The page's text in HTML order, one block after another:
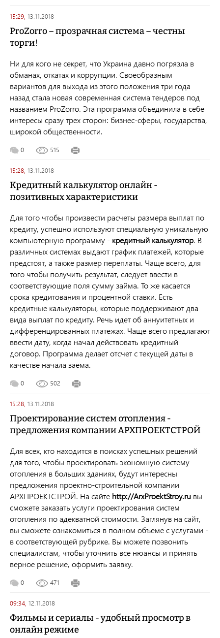
15:29, 13.11.2018
ProZorro – прозрачная система – честны
торги!
Ни для кого не секрет, что Украина давно погрязла в
обманах, откатах и коррупции. Своеобразным
вариантов для выхода из этого положения три года
назад стала новая современная система тендеров под
названием ProZorro. Эта программа объединила в себе
интересы сразу трех сторон: бизнес-сферы, государства,
широкой общественности.
0 515
15:28, 13.11.2018
Кредитный калькулятор онлайн -
позитивных характеристики
Для того чтобы произвести расчеты размера выплат по
кредиту, успешно используют специальную уникальную
компьютерную программу - кредитный калькулятор. В
различных системах выдают график платежей, которые
предстоят, а также размер переплаты. Чаще всего, для
того чтобы получить результат, следует ввести в
соответствующие поля сумму займа. То же касается
срока кредитования и процентной ставки. Есть
кредитные калькуляторы, которые поддерживают два
вида выплат по кредиту. Речь идет об аннуитетных и
дифференцированных платежах. Чаще всего предлагают
ввести дату, когда начал действовать кредитный
договор. Программа делает отсчет с текущей даты в
качестве начала заема.
0 502
15:28, 13.11.2018
Проектирование систем отопления -
предложения компании АРХПРОЕКТСТРОЙ
Для всех, кто находится в поисках успешных решений
для того, чтобы проектировать экономную систему
отопления в больших зданиях, будут интересны
предложения проектно-строительной компании
АРХПРОЕКТСТРОЙ. На сайте http://ArxProektStroy.ru вы
сможете заказать услуги проектирования систем
отопления по адекватной стоимости. Заглянув на сайт,
вы сможете ознакомиться в полном объеме с услугами -
в соответствующей рубрике. Вы можете позвонить
специалистам, чтобы уточнить все нюансы и принять
верное решение, оформить заявку.
0 471
09:34, 12.11.2018
Фильмы и сериалы - удобный просмотр в
онлайн режиме